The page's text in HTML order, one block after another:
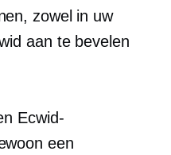
zowel in uw
aan te bevelen
Ecwid-
een